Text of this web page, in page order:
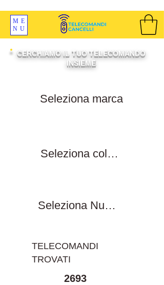
ME
NU
CERCHIAMO IL TUO TELECOMANDO
INSIEME
TELECOMANDI
TROVATI
2693